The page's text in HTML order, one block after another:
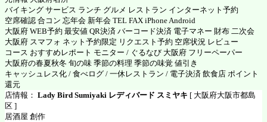
バイキング サービス ランチ グルメ レストラン インターネット予約
空席確認 合コン 忘年会 新年会 TEL FAX iPhone Android
大阪府 WEB予約 最安値 QR決済 バーコード決済 電子マネー 財布 二次会
大阪府 スマフォ ネット予約限定 リクエスト予約 空席状況 レビュー
コース おすすめレポート モニター / ぐるなび 大阪府 フリーペーパー
大阪府の春夏秋冬 旬の味 季節の料理 季節の味覚 値引き
キャッシュレス化 / 食べログ / 一休レストラン / 電子決済 飲食店 ポイント
還元
店情報： Lady Bird Sumiyaki レディバード スミヤキ [ 大阪府大阪市都島
区 ]
居酒屋 創作